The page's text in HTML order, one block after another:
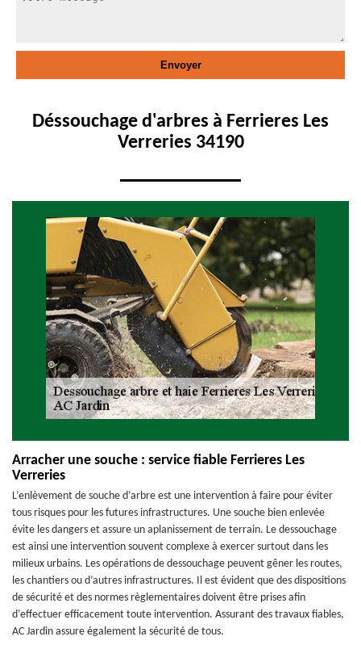
Déssouchage d'arbres à Ferrieres Les
Verreries 34190
Arracher une souche : service fiable Ferrieres Les
Verreries
L’enlèvement de souche d’arbre est une intervention à faire pour éviter
tous risques pour les futures infrastructures. Une souche bien enlevée
évite les dangers et assure un aplanissement de terrain. Le dessouchage
est ainsi une intervention souvent complexe à exercer surtout dans les
milieux urbains. Les opérations de dessouchage peuvent gêner les routes,
les chantiers ou d’autres infrastructures. Il est évident que des dispositions
de sécurité et des normes règlementaires doivent être prises afin
d’effectuer efficacement toute intervention. Assurant des travaux fiables,
AC Jardin assure également la sécurité de tous.